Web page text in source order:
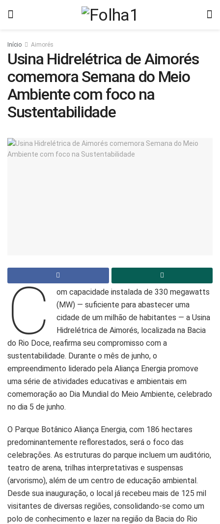
Início Aimorés
Usina Hidrelétrica de Aimorés
comemora Semana do Meio
Ambiente com foco na
Sustentabilidade
C
om capacidade instalada de 330 megawatts
(MW) — suficiente para abastecer uma
cidade de um milhão de habitantes — a Usina
Hidrelétrica de Aimorés, localizada na Bacia
do Rio Doce, reafirma seu compromisso com a
sustentabilidade. Durante o mês de junho, o
empreendimento liderado pela Aliança Energia promove
uma série de atividades educativas e ambientais em
comemoração ao Dia Mundial do Meio Ambiente, celebrado
no dia 5 de junho.
O Parque Botânico Aliança Energia, com 186 hectares
predominantemente reflorestados, será o foco das
celebrações. As estruturas do parque incluem um auditório,
teatro de arena, trilhas interpretativas e suspensas
(arvorismo), além de um centro de educação ambiental.
Desde sua inauguração, o local já recebeu mais de 125 mil
visitantes de diversas regiões, consolidando-se como um
polo de conhecimento e lazer na região da Bacia do Rio